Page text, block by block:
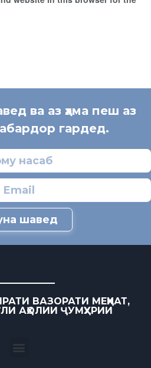
ва аз ҳама пеш аз
гардед.
шавед
ВАЗОРАТИ МЕҲНАТ,
АҲОЛИИ ҶУМҲУРИИ